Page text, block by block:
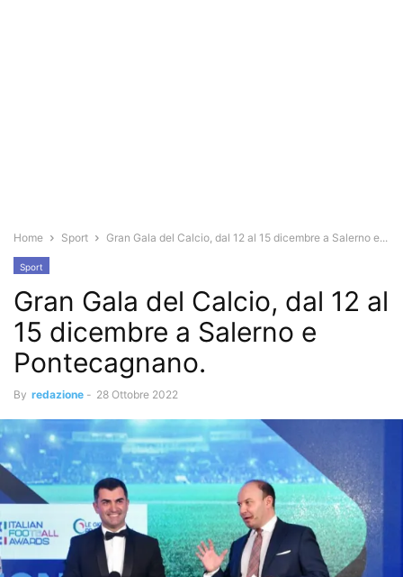
Home Sport Gran Gala del Calcio, dal 12 al 15 dicembre a Salerno e...
Sport
Gran Gala del Calcio, dal 12 al
15 dicembre a Salerno e
Pontecagnano.
By redazione - 28 Ottobre 2022